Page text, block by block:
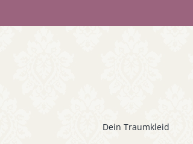
Inhalt
Dein Traumkleid